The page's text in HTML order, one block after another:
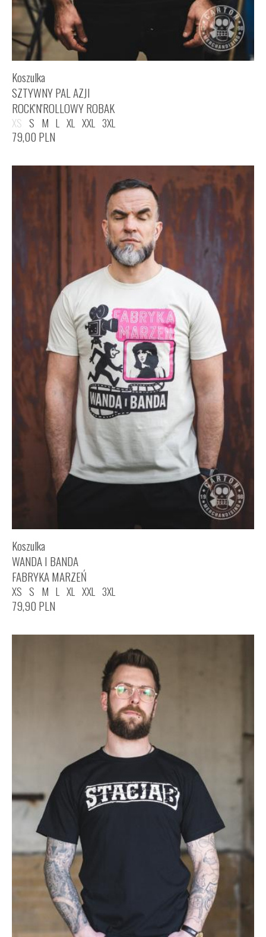
Koszulka
SZTYWNY PAL AZJI
ROCK'N'ROLLOWY ROBAK
XS S M L XL XXL 3XL
79,00 PLN
Koszulka
WANDA I BANDA
FABRYKA MARZEŃ
XS S M L XL XXL 3XL
79,90 PLN